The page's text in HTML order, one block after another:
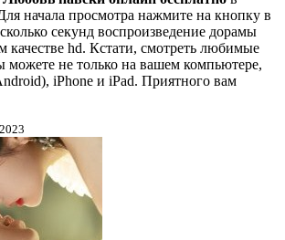
начала просмотра нажмите на кнопку в
секунд воспроизведение дорамы
качестве hd. Кстати, смотреть любимые
можете не только на вашем компьютере,
iPhone и iPad. Приятного вам